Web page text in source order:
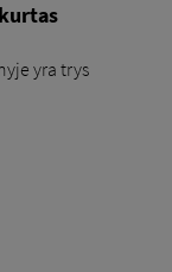
yra trys